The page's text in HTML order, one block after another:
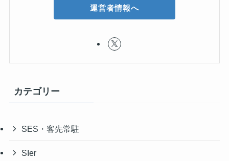
運営者情報へ
カテゴリー
SES・客先常駐
SIer